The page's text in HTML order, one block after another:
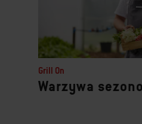
Grill On
Warzywa